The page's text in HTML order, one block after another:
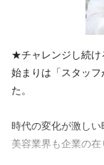
★チャレンジし続
始まりは「スタッ
た。
時代の変化が激しい
美容業界も企業の在